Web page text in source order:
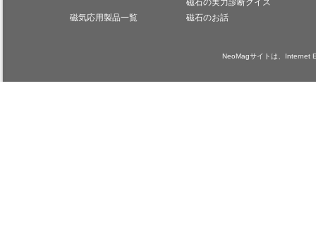
磁気応用製品一覧
磁石の実力診断クイズ
磁石のお話
NeoMagサイトは、Internet